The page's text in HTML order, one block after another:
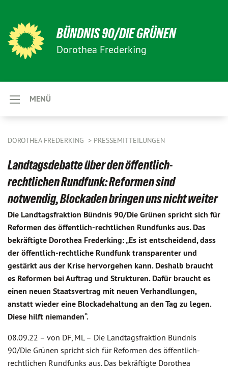
BÜNDNIS 90/DIE GRÜNEN
Dorothea Frederking
MENÜ
DOROTHEA FREDERKING PRESSEMITTEILUNGEN
Landtagsdebatte über den öffentlich-
rechtlichen Rundfunk: Reformen sind
notwendig, Blockaden bringen uns nicht weiter
Die Landtagsfraktion Bündnis 90/Die Grünen spricht sich für
Reformen des öffentlich-rechtlichen Rundfunks aus. Das
bekräftigte Dorothea Frederking: „Es ist entscheidend, dass
der öffentlich-rechtliche Rundfunk transparenter und
gestärkt aus der Krise hervorgehen kann. Deshalb braucht
es Reformen bei Auftrag und Strukturen. Dafür braucht es
einen neuen Staatsvertrag mit neuen Verhandlungen,
anstatt wieder eine Blockadehaltung an den Tag zu legen.
Diese hilft niemanden“.
08.09.22 – von DF, ML – Die Landtagsfraktion Bündnis
90/Die Grünen spricht sich für Reformen des öffentlich-
rechtlichen Rundfunks aus. Das bekräftigte Dorothea